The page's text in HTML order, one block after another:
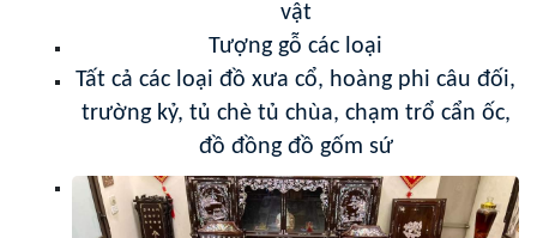
vật
Tượng gỗ các loại
Tất cả các loại đồ xưa cổ, hoàng phi câu đối,
trường kỷ, tủ chè tủ chùa, chạm trổ cẩn ốc,
đồ đồng đồ gốm sứ